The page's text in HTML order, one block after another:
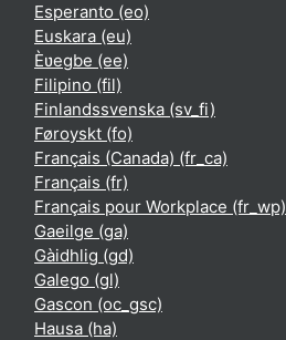
Esperanto ‎(eo)‎
Euskara ‎(eu)‎
Èʋegbe ‎(ee)‎
Filipino ‎(fil)‎
Finlandssvenska ‎(sv_fi)‎
Føroyskt ‎(fo)‎
Français (Canada) ‎(fr_ca)‎
Français ‎(fr)‎
Français pour Workplace ‎(fr_wp)‎
Gaeilge ‎(ga)‎
Gàidhlig ‎(gd)‎
Galego ‎(gl)‎
Gascon ‎(oc_gsc)‎
Hausa ‎(ha)‎